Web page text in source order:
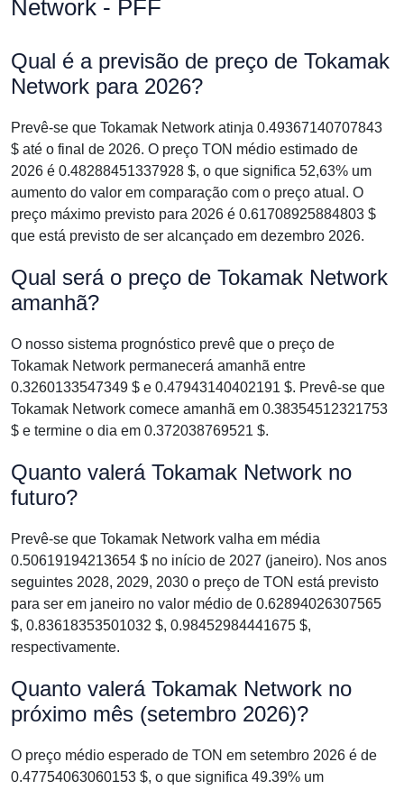
Network - PFF
Qual é a previsão de preço de Tokamak
Network para 2026?
Prevê-se que Tokamak Network atinja 0.49367140707843
$ até o final de 2026. O preço TON médio estimado de
2026 é 0.48288451337928 $, o que significa 52,63% um
aumento do valor em comparação com o preço atual. O
preço máximo previsto para 2026 é 0.61708925884803 $
que está previsto de ser alcançado em dezembro 2026.
Qual será o preço de Tokamak Network
amanhã?
O nosso sistema prognóstico prevê que o preço de
Tokamak Network permanecerá amanhã entre
0.3260133547349 $ e 0.47943140402191 $. Prevê-se que
Tokamak Network comece amanhã em 0.38354512321753
$ e termine o dia em 0.372038769521 $.
Quanto valerá Tokamak Network no
futuro?
Prevê-se que Tokamak Network valha em média
0.50619194213654 $ no início de 2027 (janeiro). Nos anos
seguintes 2028, 2029, 2030 o preço de TON está previsto
para ser em janeiro no valor médio de 0.62894026307565
$, 0.83618353501032 $, 0.98452984441675 $,
respectivamente.
Quanto valerá Tokamak Network no
próximo mês (setembro 2026)?
O preço médio esperado de TON em setembro 2026 é de
0.47754063060153 $, o que significa 49.39% um